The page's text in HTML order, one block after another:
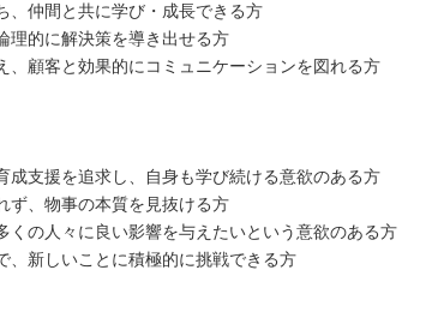
、仲間と共に学び・成長できる方
理的に解決策を導き出せる方
、顧客と効果的にコミュニケーションを図れる方
成支援を追求し、自身も学び続ける意欲のある方
ず、物事の本質を見抜ける方
くの人々に良い影響を与えたいという意欲のある方
、新しいことに積極的に挑戦できる方